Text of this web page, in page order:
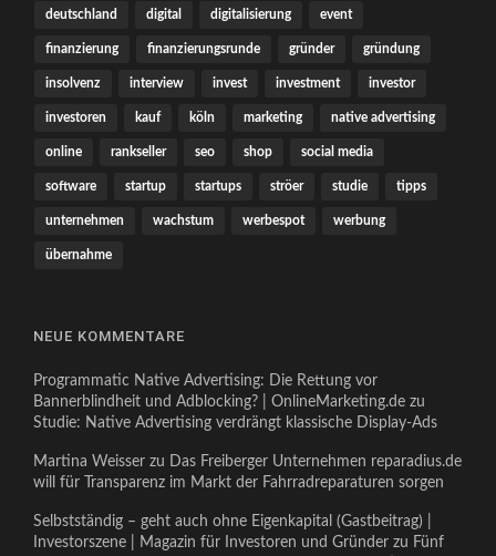
deutschland digital digitalisierung event
finanzierung finanzierungsrunde gründer gründung
insolvenz interview invest investment investor
investoren kauf köln marketing native advertising
online rankseller seo shop social media
software startup startups ströer studie tipps
unternehmen wachstum werbespot werbung
übernahme
NEUE KOMMENTARE
Programmatic Native Advertising: Die Rettung vor
Bannerblindheit und Adblocking? | OnlineMarketing.de zu
Studie: Native Advertising verdrängt klassische Display-Ads
Martina Weisser zu Das Freiberger Unternehmen reparadius.de
will für Transparenz im Markt der Fahrradreparaturen sorgen
Selbstständig – geht auch ohne Eigenkapital (Gastbeitrag) |
Investorszene | Magazin für Investoren und Gründer zu Fünf